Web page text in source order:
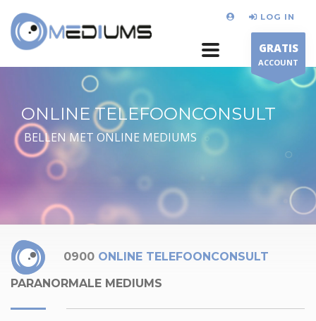
LOG IN
GRATIS
ACCOUNT
ONLINE TELEFOONCONSULT
BELLEN MET ONLINE MEDIUMS
0900 ONLINE TELEFOONCONSULT
PARANORMALE MEDIUMS